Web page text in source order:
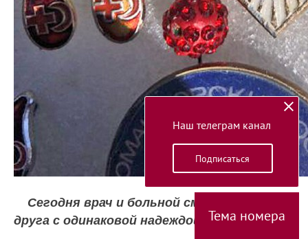
Сегодня врач и больной смотрят друг на
друга с одинаковой надеждой.
Тема номера
Наш телеграм канал
Подписаться